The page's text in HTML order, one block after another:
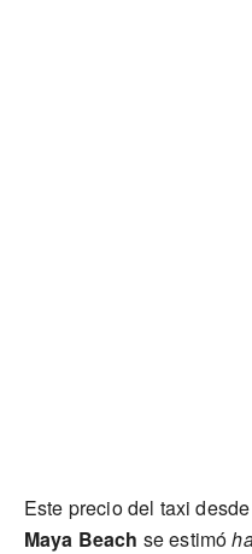
Este precio del taxi desde
Maya Beach se estimó